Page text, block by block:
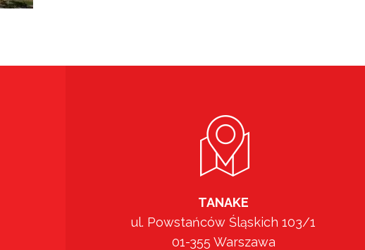
TANAKE
ul. Powstańców Śląskich 103/1
01-355 Warszawa